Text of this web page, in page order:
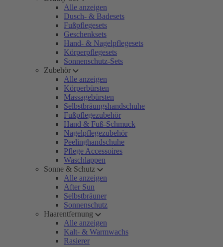
Alle anzeigen
Dusch- & Badesets
Fußpflegesets
Geschenksets
Hand- & Nagelpflegesets
Körperpflegesets
Sonnenschutz-Sets
Zubehör
Alle anzeigen
Körperbürsten
Massagebürsten
Selbstbräungshandschuhe
Fußpflegezubehör
Hand & Fuß-Schmuck
Nagelpflegezubehör
Peelinghandschuhe
Pflege Accessoires
Waschlappen
Sonne & Schutz
Alle anzeigen
After Sun
Selbstbräuner
Sonnenschutz
Haarentfernung
Alle anzeigen
Kalt- & Warmwachs
Rasierer